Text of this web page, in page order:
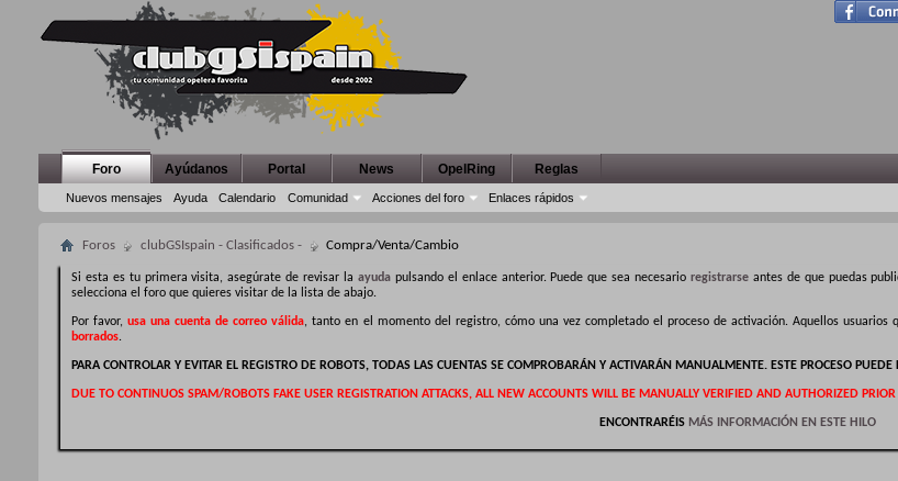
Foro
Nuevos mensajes Ayuda Calendario Comunidad Acciones del foro Enlaces rápidos
Ayúdanos Portal News OpelRing Reglas
Foros clubGSIspain - Clasificados - Compra/Venta/Cambio
Si esta es tu primera visita, asegúrate de revisar la ayudapulsando el enlace anterior. Puede que sea necesarioregistrarse antes de que puedas
selecciona el foro que quieres visitar de la lista de abajo.
Por favor,usa una cuenta de correo válida, tanto en el momento del registro, cómo una vez completado el proceso de activación. Aquellos usuarios
borrados.
PARA CONTROLAR Y EVITAR EL REGISTRO DE ROBOTS, TODAS LAS CUENTAS SE COMPROBARÁN Y ACTIVARÁN MANUALMENTE. ESTE PROCESO
DUE TO CONTINUOS SPAM/ROBOTS FAKE USER REGISTRATION ATTACKS, ALL NEW ACCOUNTS WILL BE MANUALLY VERIFIED AND AUTHORIZED
ENCONTRARÉIS MÁS INFORMACIÓN EN ESTE HILO